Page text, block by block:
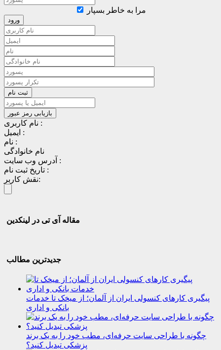
مرا به خاطر بسپار
نام کاربری :
ایمیل :
نام :
نام خانوادگی
آدرس وب سایت :
تاریخ ثبت نام :
نقش کاربر:
مقاله آی تی در لینکدین
جدیدترین مطالب
پیگیری کارهای کنسولی ایران از آلمان؛ از میخک تا خدمات
بانکی و اداری
چگونه با طراحی سایت حرفه‌ای، مطب خود را به یک برند
پزشکی تبدیل کنید؟